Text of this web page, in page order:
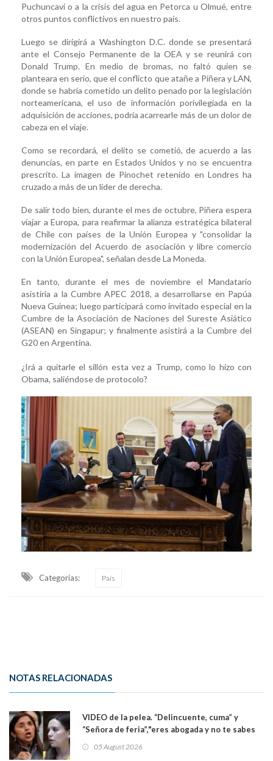
Puchuncaví o a la crisis del agua en Petorca u Olmué, entre
otros puntos conflictivos en nuestro país.
Luego se dirigirá a Washington D.C. donde se presentará
ante el Consejo Permanente de la OEA y se reunirá con
Donald Trump. En medio de bromas, no faltó quien se
planteara en serio, que el conflicto que atañe a Piñera y LAN,
donde se habría cometido un delito penado por la legislación
norteamericana, el uso de información porivilegiada en la
adquisición de acciones, podría acarrearle más de un dolor de
cabeza en el viaje.
Como se recordará, el delito se cometió, de acuerdo a las
denuncias, en parte en Estados Unidos y no se encuentra
prescrito. La imagen de Pinochet retenido en Londres ha
cruzado a más de un líder de derecha.
De salir todo bien, durante el mes de octubre, Piñera espera
viajar a Europa, para reafirmar la alianza estratégica bilateral
de Chile con países de la Unión Europea y "consolidar la
modernización del Acuerdo de asociación y libre comercio
con la Unión Europea", señalan desde La Moneda.
En tanto, durante el mes de noviembre el Mandatario
asistiría a la Cumbre APEC 2018, a desarrollarse en Papúa
Nueva Guinea; luego participará como invitado especial en la
Cumbre de la Asociación de Naciones del Sureste Asiático
(ASEAN) en Singapur; y finalmente asistirá a la Cumbre del
G20 en Argentina.
¿Irá a quitarle el sillón esta vez a Trump, como lo hizo con
Obama, saliéndose de protocolo?
Categorias: País
NOTAS RELACIONADAS
VIDEO de la pelea. “Delincuente, cuma” y
“Señora de feria”,"eres abogada y no te sabes
las leyes": el feo y duro fuego cruzado entre
senadoras Camila Flores y Fabiola Campillai en
05 August 2026